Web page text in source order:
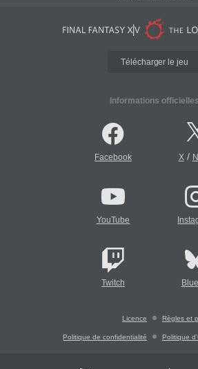
Télécharger le jeu
Informations officielles
Facebook X/
YouTube
Twitch
Licence Règles et
Politique de confidentialité Politique